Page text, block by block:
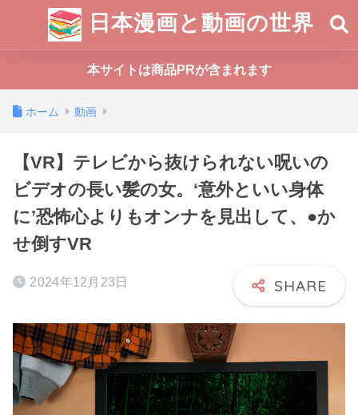
日本漫画と動画の世界
本サイトは商品PRが含まれます
ホーム 動画
【VR】テレビから抜けられない呪いの
ビデオの長い髪の女。‘意外といい身体
に’恐怖心よりもオンナを見出して、●か
せ倒すVR
2024年12月23日